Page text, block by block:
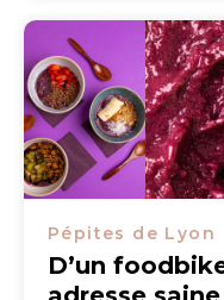
Pépites de Lyon
D’un